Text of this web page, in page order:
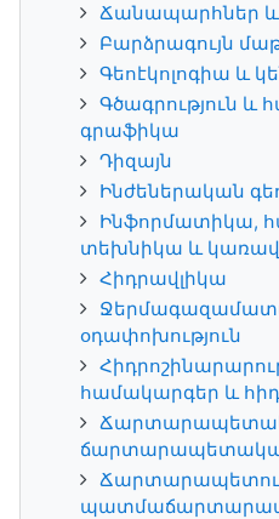
Ճանապարհներ և
Բարձրագույն
Գեոէկոլոգիա և
Գծագրություն և
գրաֆիկա
Դիզայն
Ինժեներական
Ինֆորմատիկա,
տեխնիկա և
Հիդրավլիկա
օդափոխություն
համակարգեր և